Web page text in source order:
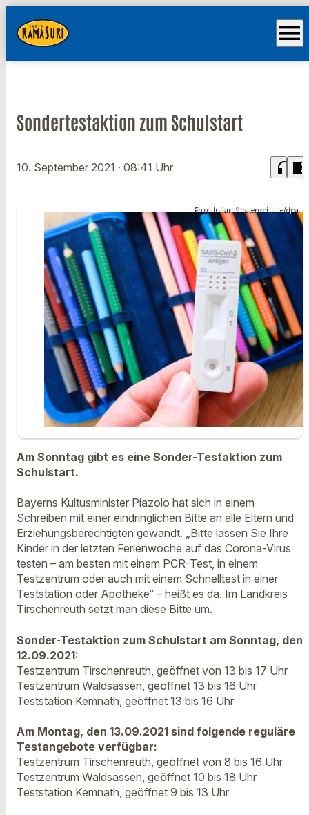
menu
Sondertestaktion zum Schulstart
10. September 2021 · 08:41 Uhr headphones chrome_reader_mode
Foto: Julian Stratenschulte/dpa
Am Sonntag gibt es eine Sonder-Testaktion zum
Schulstart.
Bayerns Kultusminister Piazolo hat sich in einem
Schreiben mit einer eindringlichen Bitte an alle Eltern und
Erziehungsberechtigten gewandt. „Bitte lassen Sie Ihre
Kinder in der letzten Ferienwoche auf das Corona-Virus
testen – am besten mit einem PCR-Test, in einem
Testzentrum oder auch mit einem Schnelltest in einer
Teststation oder Apotheke“ – heißt es da. Im Landkreis
Tirschenreuth setzt man diese Bitte um.
Sonder-Testaktion zum Schulstart am Sonntag, den
12.09.2021:
Testzentrum Tirschenreuth, geöffnet von 13 bis 17 Uhr
Testzentrum Waldsassen, geöffnet 13 bis 16 Uhr
Teststation Kemnath, geöffnet 13 bis 16 Uhr
Am Montag, den 13.09.2021 sind folgende reguläre
Testangebote verfügbar:
Testzentrum Tirschenreuth, geöffnet von 8 bis 16 Uhr
Testzentrum Waldsassen, geöffnet 10 bis 18 Uhr
Teststation Kemnath, geöffnet 9 bis 13 Uhr